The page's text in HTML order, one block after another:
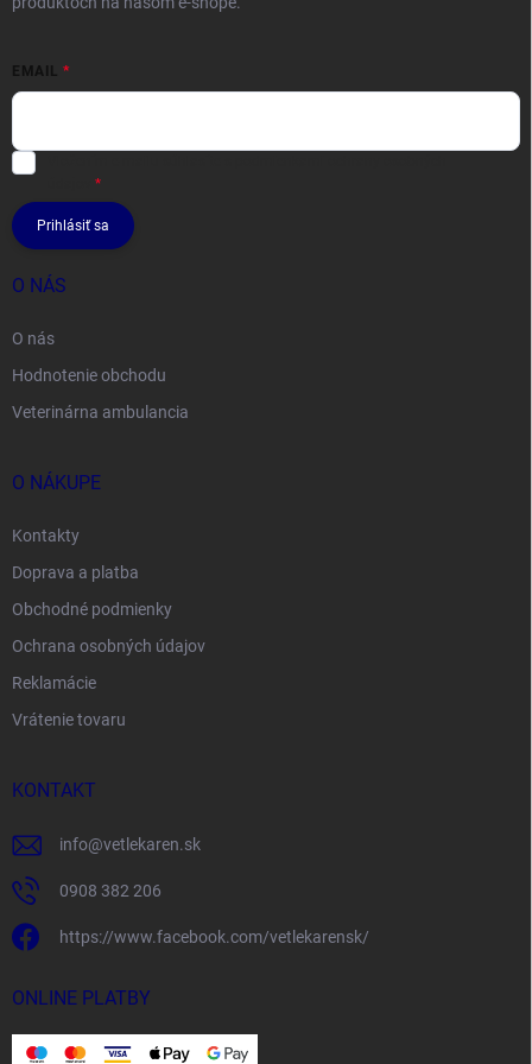
EMAIL
Prihlásiť sa
O NÁS
O nás
Hodnotenie obchodu
Veterinárna ambulancia
O NÁKUPE
Kontakty
Doprava a platba
Obchodné podmienky
Ochrana osobných údajov
Reklamácie
Vrátenie tovaru
KONTAKT
info@vetlekaren.sk
0908 382 206
https://www.facebook.com/vetlekarensk/
ONLINE PLATBY